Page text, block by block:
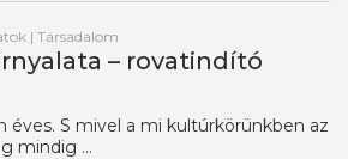
| Társadalom
– rovatindító
S mivel a mi kultúrkörünkben az
mindig ...